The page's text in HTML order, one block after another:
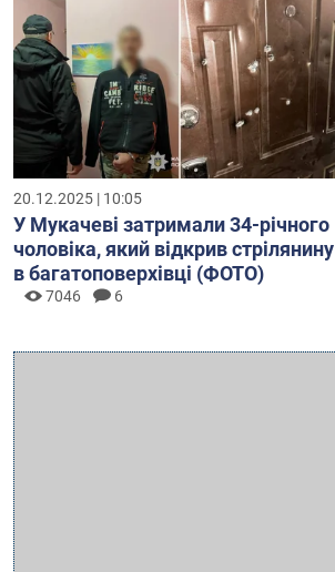
20.12.2025 | 10:05
У Мукачеві затримали 34-річного
чоловіка, який відкрив стрілянину
в багатоповерхівці (ФОТО)
7046 6